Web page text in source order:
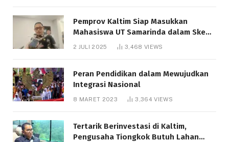
Pemprov Kaltim Siap Masukkan
Mahasiswa UT Samarinda dalam Skema
Bantuan Pendidikan Gratispol
2 JULI 2025 3,468 VIEWS
Peran Pendidikan dalam Mewujudkan
Integrasi Nasional
8 MARET 2023 3,364VIEWS
Tertarik Berinvestasi di Kaltim,
Pengusaha Tiongkok Butuh Lahan